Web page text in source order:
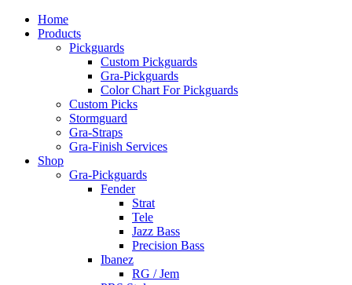
Home
Products
Pickguards
Custom Pickguards
Gra-Pickguards
Color Chart For Pickguards
Custom Picks
Stormguard
Gra-Straps
Gra-Finish Services
Shop
Gra-Pickguards
Fender
Strat
Tele
Jazz Bass
Precision Bass
Ibanez
RG / Jem